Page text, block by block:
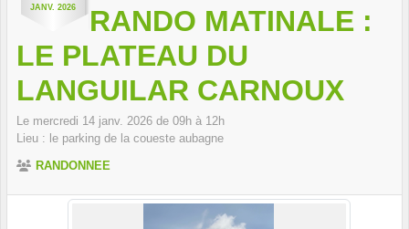
JANV. 2026
RANDO MATINALE :
LE PLATEAU DU
LANGUILAR CARNOUX
Le mercredi 14 janv. 2026 de 09h à 12h
Lieu : le parking de la coueste aubagne
RANDONNEE